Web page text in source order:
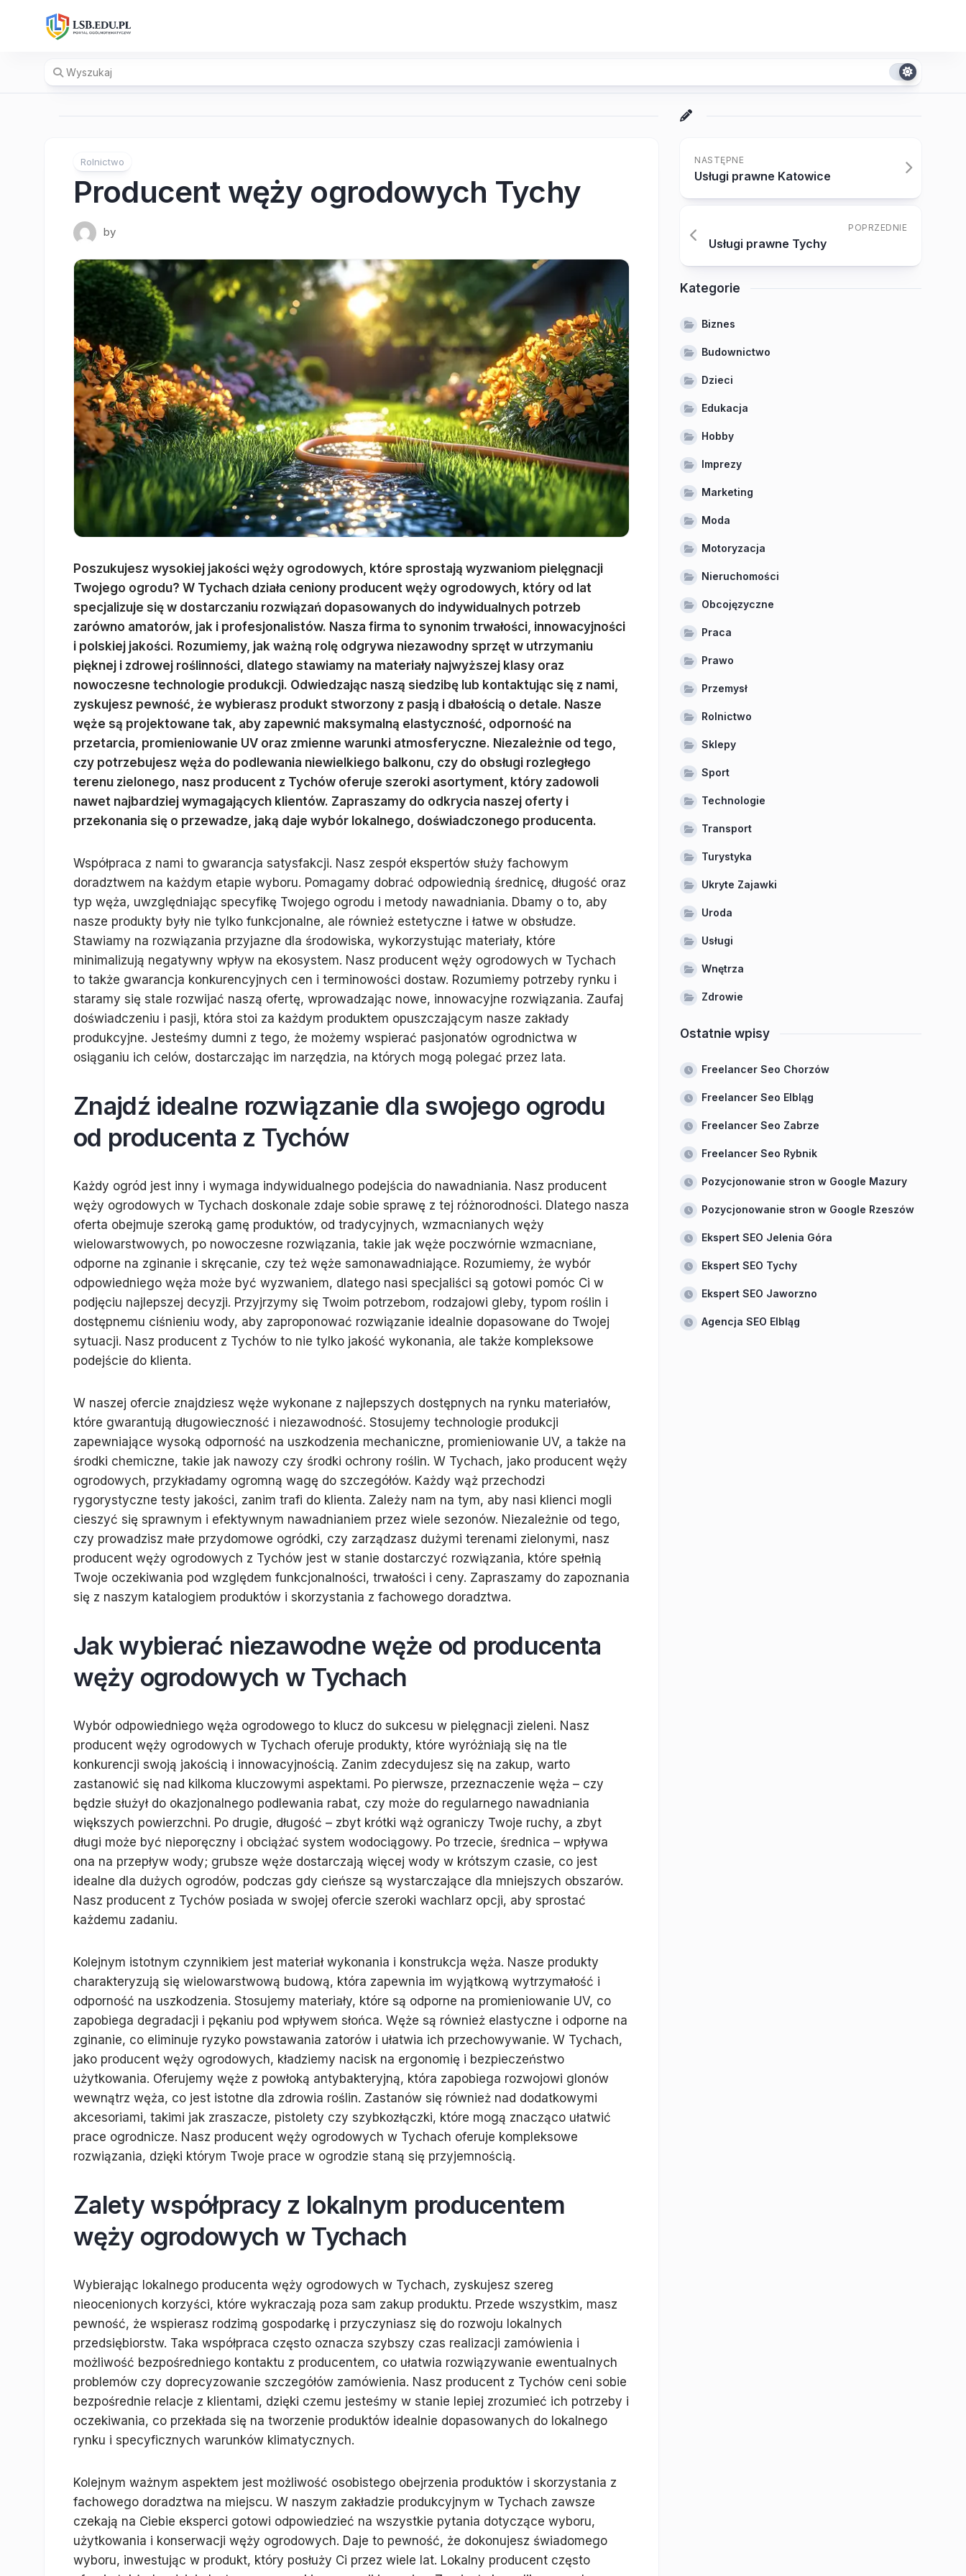
Rolnictwo
Producent węży ogrodowych Tychy
by
Poszukujesz wysokiej jakości węży ogrodowych, które sprostają wyzwaniom pielęgnacji
Twojego ogrodu? W Tychach działa ceniony producent węży ogrodowych, który od lat
specjalizuje się w dostarczaniu rozwiązań dopasowanych do indywidualnych potrzeb
zarówno amatorów, jak i profesjonalistów. Nasza firma to synonim trwałości, innowacyjności
i polskiej jakości. Rozumiemy, jak ważną rolę odgrywa niezawodny sprzęt w utrzymaniu
pięknej i zdrowej roślinności, dlatego stawiamy na materiały najwyższej klasy oraz
nowoczesne technologie produkcji. Odwiedzając naszą siedzibę lub kontaktując się z nami,
zyskujesz pewność, że wybierasz produkt stworzony z pasją i dbałością o detale. Nasze
węże są projektowane tak, aby zapewnić maksymalną elastyczność, odporność na
przetarcia, promieniowanie UV oraz zmienne warunki atmosferyczne. Niezależnie od tego,
czy potrzebujesz węża do podlewania niewielkiego balkonu, czy do obsługi rozległego
terenu zielonego, nasz producent z Tychów oferuje szeroki asortyment, który zadowoli
nawet najbardziej wymagających klientów. Zapraszamy do odkrycia naszej oferty i
przekonania się o przewadze, jaką daje wybór lokalnego, doświadczonego producenta.
Współpraca z nami to gwarancja satysfakcji. Nasz zespół ekspertów służy fachowym
doradztwem na każdym etapie wyboru. Pomagamy dobrać odpowiednią średnicę, długość oraz
typ węża, uwzględniając specyfikę Twojego ogrodu i metody nawadniania. Dbamy o to, aby
nasze produkty były nie tylko funkcjonalne, ale również estetyczne i łatwe w obsłudze.
Stawiamy na rozwiązania przyjazne dla środowiska, wykorzystując materiały, które
minimalizują negatywny wpływ na ekosystem. Nasz producent węży ogrodowych w Tychach
to także gwarancja konkurencyjnych cen i terminowości dostaw. Rozumiemy potrzeby rynku i
staramy się stale rozwijać naszą ofertę, wprowadzając nowe, innowacyjne rozwiązania. Zaufaj
doświadczeniu i pasji, która stoi za każdym produktem opuszczającym nasze zakłady
produkcyjne. Jesteśmy dumni z tego, że możemy wspierać pasjonatów ogrodnictwa w
osiąganiu ich celów, dostarczając im narzędzia, na których mogą polegać przez lata.
Znajdź idealne rozwiązanie dla swojego ogrodu
od producenta z Tychów
Każdy ogród jest inny i wymaga indywidualnego podejścia do nawadniania. Nasz producent
węży ogrodowych w Tychach doskonale zdaje sobie sprawę z tej różnorodności. Dlatego nasza
oferta obejmuje szeroką gamę produktów, od tradycyjnych, wzmacnianych węży
wielowarstwowych, po nowoczesne rozwiązania, takie jak węże poczwórnie wzmacniane,
odporne na zginanie i skręcanie, czy też węże samonawadniające. Rozumiemy, że wybór
odpowiedniego węża może być wyzwaniem, dlatego nasi specjaliści są gotowi pomóc Ci w
podjęciu najlepszej decyzji. Przyjrzymy się Twoim potrzebom, rodzajowi gleby, typom roślin i
dostępnemu ciśnieniu wody, aby zaproponować rozwiązanie idealnie dopasowane do Twojej
sytuacji. Nasz producent z Tychów to nie tylko jakość wykonania, ale także kompleksowe
podejście do klienta.
W naszej ofercie znajdziesz węże wykonane z najlepszych dostępnych na rynku materiałów,
które gwarantują długowieczność i niezawodność. Stosujemy technologie produkcji
zapewniające wysoką odporność na uszkodzenia mechaniczne, promieniowanie UV, a także na
środki chemiczne, takie jak nawozy czy środki ochrony roślin. W Tychach, jako producent węży
ogrodowych, przykładamy ogromną wagę do szczegółów. Każdy wąż przechodzi
rygorystyczne testy jakości, zanim trafi do klienta. Zależy nam na tym, aby nasi klienci mogli
cieszyć się sprawnym i efektywnym nawadnianiem przez wiele sezonów. Niezależnie od tego,
czy prowadzisz małe przydomowe ogródki, czy zarządzasz dużymi terenami zielonymi, nasz
producent węży ogrodowych z Tychów jest w stanie dostarczyć rozwiązania, które spełnią
Twoje oczekiwania pod względem funkcjonalności, trwałości i ceny. Zapraszamy do zapoznania
się z naszym katalogiem produktów i skorzystania z fachowego doradztwa.
Jak wybierać niezawodne węże od producenta
węży ogrodowych w Tychach
Wybór odpowiedniego węża ogrodowego to klucz do sukcesu w pielęgnacji zieleni. Nasz
producent węży ogrodowych w Tychach oferuje produkty, które wyróżniają się na tle
konkurencji swoją jakością i innowacyjnością. Zanim zdecydujesz się na zakup, warto
zastanowić się nad kilkoma kluczowymi aspektami. Po pierwsze, przeznaczenie węża – czy
będzie służył do okazjonalnego podlewania rabat, czy może do regularnego nawadniania
większych powierzchni. Po drugie, długość – zbyt krótki wąż ograniczy Twoje ruchy, a zbyt
długi może być nieporęczny i obciążać system wodociągowy. Po trzecie, średnica – wpływa
ona na przepływ wody; grubsze węże dostarczają więcej wody w krótszym czasie, co jest
idealne dla dużych ogrodów, podczas gdy cieńsze są wystarczające dla mniejszych obszarów.
Nasz producent z Tychów posiada w swojej ofercie szeroki wachlarz opcji, aby sprostać
każdemu zadaniu.
Kolejnym istotnym czynnikiem jest materiał wykonania i konstrukcja węża. Nasze produkty
charakteryzują się wielowarstwową budową, która zapewnia im wyjątkową wytrzymałość i
odporność na uszkodzenia. Stosujemy materiały, które są odporne na promieniowanie UV, co
zapobiega degradacji i pękaniu pod wpływem słońca. Węże są również elastyczne i odporne na
zginanie, co eliminuje ryzyko powstawania zatorów i ułatwia ich przechowywanie. W Tychach,
jako producent węży ogrodowych, kładziemy nacisk na ergonomię i bezpieczeństwo
użytkowania. Oferujemy węże z powłoką antybakteryjną, która zapobiega rozwojowi glonów
wewnątrz węża, co jest istotne dla zdrowia roślin. Zastanów się również nad dodatkowymi
akcesoriami, takimi jak zraszacze, pistolety czy szybkozłączki, które mogą znacząco ułatwić
prace ogrodnicze. Nasz producent węży ogrodowych w Tychach oferuje kompleksowe
rozwiązania, dzięki którym Twoje prace w ogrodzie staną się przyjemnością.
Zalety współpracy z lokalnym producentem
węży ogrodowych w Tychach
Wybierając lokalnego producenta węży ogrodowych w Tychach, zyskujesz szereg
nieocenionych korzyści, które wykraczają poza sam zakup produktu. Przede wszystkim, masz
pewność, że wspierasz rodzimą gospodarkę i przyczyniasz się do rozwoju lokalnych
przedsiębiorstw. Taka współpraca często oznacza szybszy czas realizacji zamówienia i
możliwość bezpośredniego kontaktu z producentem, co ułatwia rozwiązywanie ewentualnych
problemów czy doprecyzowanie szczegółów zamówienia. Nasz producent z Tychów ceni sobie
bezpośrednie relacje z klientami, dzięki czemu jesteśmy w stanie lepiej zrozumieć ich potrzeby i
oczekiwania, co przekłada się na tworzenie produktów idealnie dopasowanych do lokalnego
rynku i specyficznych warunków klimatycznych.
Kolejnym ważnym aspektem jest możliwość osobistego obejrzenia produktów i skorzystania z
fachowego doradztwa na miejscu. W naszym zakładzie produkcyjnym w Tychach zawsze
czekają na Ciebie eksperci gotowi odpowiedzieć na wszystkie pytania dotyczące wyboru,
użytkowania i konserwacji węży ogrodowych. Daje to pewność, że dokonujesz świadomego
wyboru, inwestując w produkt, który posłuży Ci przez wiele lat. Lokalny producent często
NASTĘPNE
Usługi prawne Katowice
POPRZEDNIE
Usługi prawne Tychy
Kategorie
Biznes
Budownictwo
Dzieci
Edukacja
Hobby
Imprezy
Marketing
Moda
Motoryzacja
Nieruchomości
Obcojęzyczne
Praca
Prawo
Przemysł
Rolnictwo
Sklepy
Sport
Technologie
Transport
Turystyka
Ukryte Zajawki
Uroda
Usługi
Wnętrza
Zdrowie
Ostatnie wpisy
Freelancer Seo Chorzów
Freelancer Seo Elbląg
Freelancer Seo Zabrze
Freelancer Seo Rybnik
Pozycjonowanie stron w Google Mazury
Pozycjonowanie stron w Google Rzeszów
Ekspert SEO Jelenia Góra
Ekspert SEO Tychy
Ekspert SEO Jaworzno
Agencja SEO Elbląg